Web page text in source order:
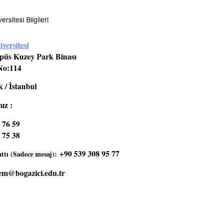
Bilgileri
Kuzey Park Binası
/ İstanbul
:
59
38
(Sadece mesaj): +90 539 308 95 77